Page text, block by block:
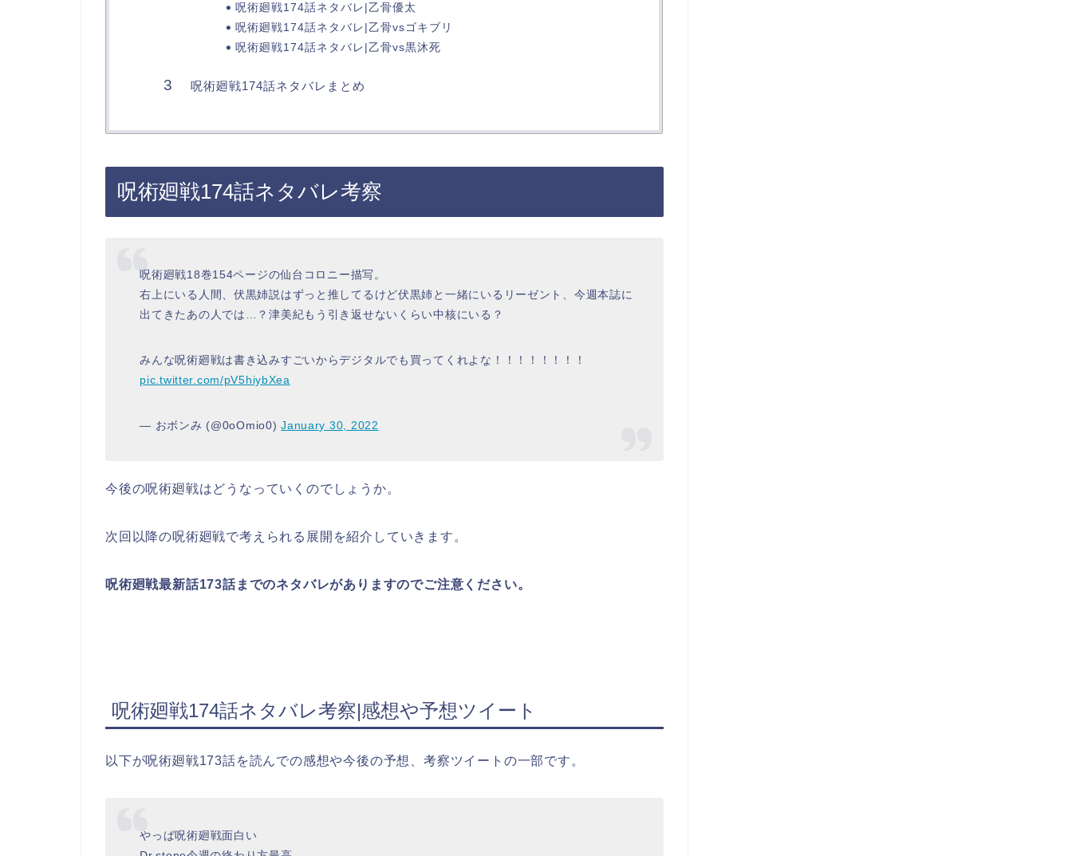
呪術廻戦174話ネタバレ|乙骨優太
呪術廻戦174話ネタバレ|乙骨vsゴキブリ
呪術廻戦174話ネタバレ|乙骨vs黒沐死
呪術廻戦174話ネタバレまとめ
呪術廻戦174話ネタバレ考察
呪術廻戦18巻154ページの仙台コロニー描写。
右上にいる人間、伏黒姉説はずっと推してるけど伏黒姉と一緒にいるリーゼント、今週本誌に
出てきたあの人では…？津美紀もう引き返せないくらい中核にいる？
みんな呪術廻戦は書き込みすごいからデジタルでも買ってくれよな！！！！！！！！
pic.twitter.com/pV5hiybXea
— おボンみ (@0oOmio0)January 30, 2022
今後の呪術廻戦はどうなっていくのでしょうか。
次回以降の呪術廻戦で考えられる展開を紹介していきます。
呪術廻戦最新話173話までのネタバレがありますのでご注意ください。
呪術廻戦174話ネタバレ考察|感想や予想ツイート
以下が呪術廻戦173話を読んでの感想や今後の予想、考察ツイートの一部です。
やっぱ呪術廻戦面白い